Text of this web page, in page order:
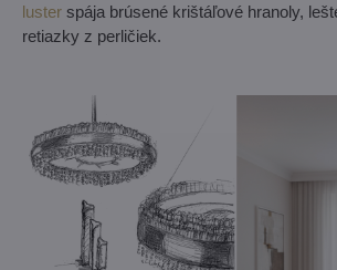
luster spája brúsené krištáľové hranoly,
retiazky z perličiek.